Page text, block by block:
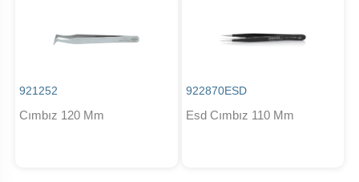
921252
Cımbız 120 Mm
922870ESD
Esd Cımbız 110 Mm